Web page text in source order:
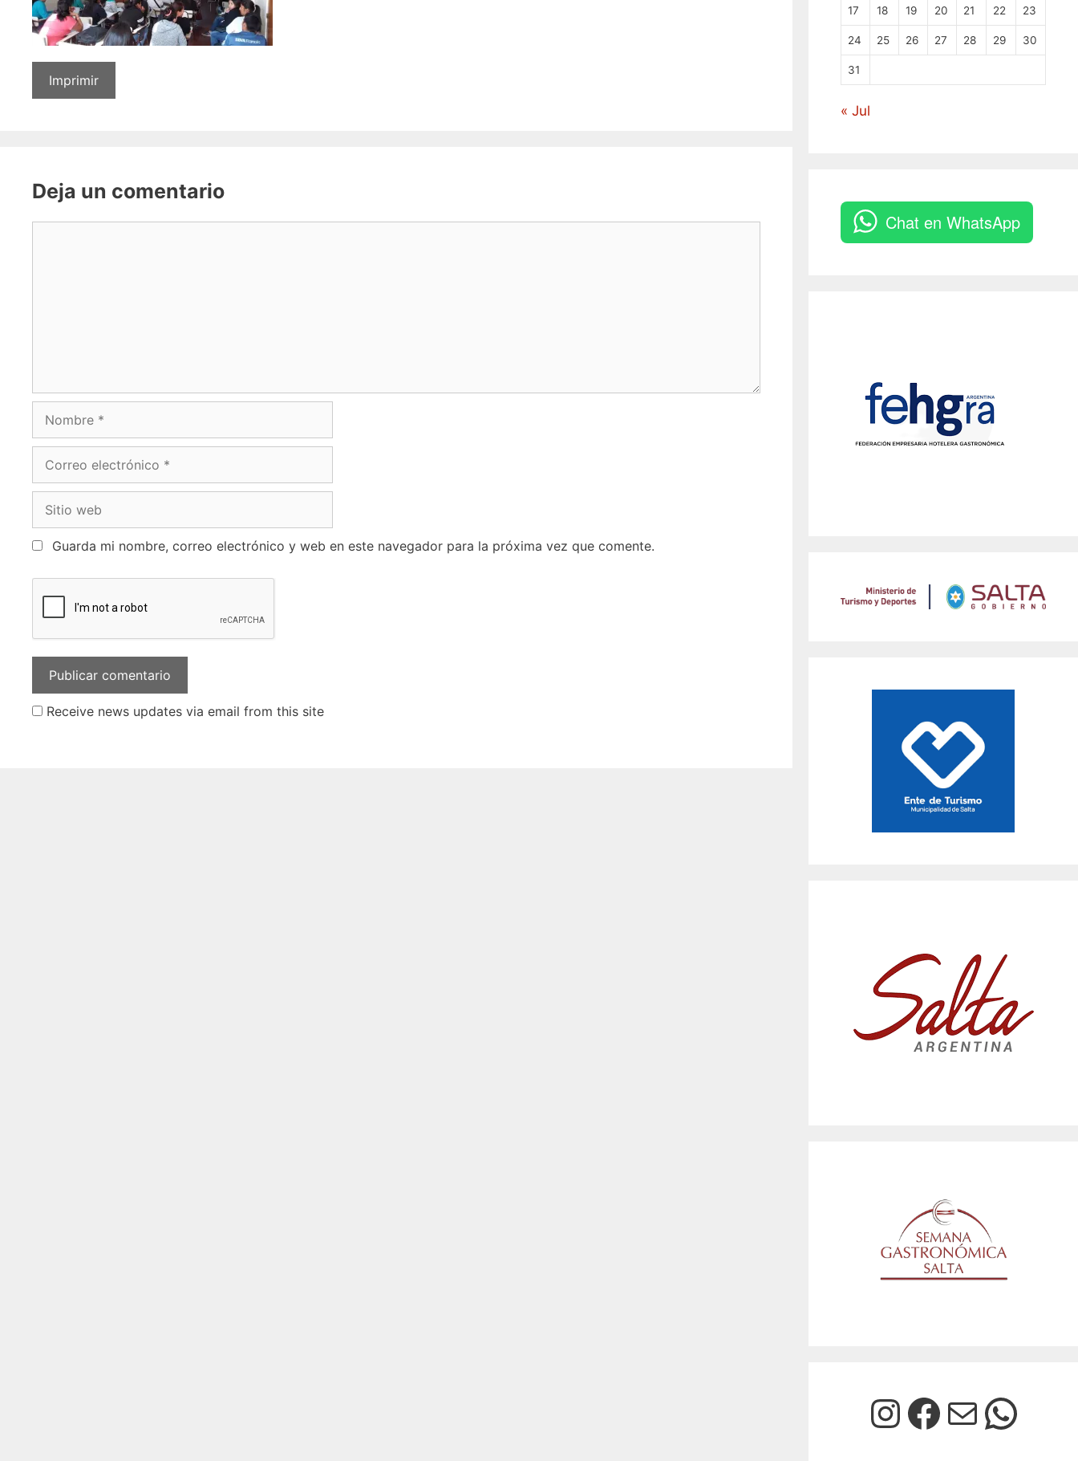
Imprimir
Deja un comentario
Guarda mi nombre, correo electrónico y web en este navegador para la próxima vez que comente.
Receive news updates via email from this site
17 18 19 20 21 22 23
24 25 26 27 28 29 30
31
« Jul
Chat en WhatsApp